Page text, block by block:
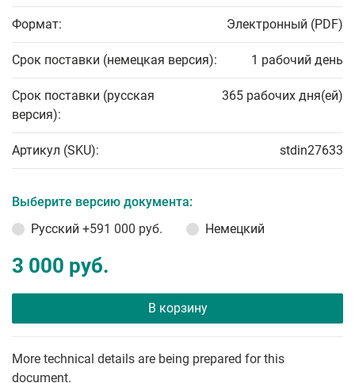
Формат: Электронный (PDF)
Срок поставки (немецкая версия): 1 рабочий день
Срок поставки (русская
версия):
365 рабочих дня(ей)
Артикул (SKU): stdin27633
Выберите версию документа:
Русский +591 000 руб. Немецкий
3 000 руб.
В корзину
More technical details are being prepared for this
document.